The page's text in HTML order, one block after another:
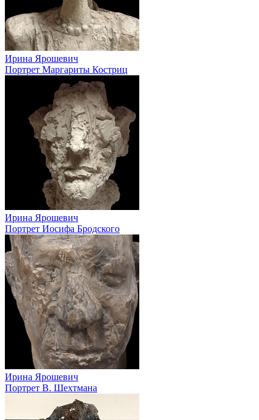
Ирина Ярошевич
Портрет Маргариты Костриц
Ирина Ярошевич
Портрет Иосифа Бродского
Ирина Ярошевич
Портрет В. Шехтмана